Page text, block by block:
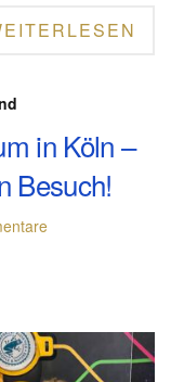
in Köln –
Besuch!